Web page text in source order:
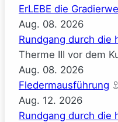
ErLEBE die
Aug. 08. 2026
Rundgang durch die
Therme III vor dem
Aug. 08. 2026
Fledermausführung
Aug. 12. 2026
Rundgang durch die